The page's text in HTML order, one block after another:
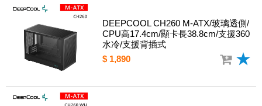
DEEPCOOL CH260 M-ATX/玻璃透側/
CPU高17.4cm/顯卡長38.8cm/支援360
水冷/支援背插式
$ 1,890